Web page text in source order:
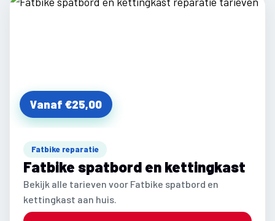
Vanaf €25,00
Fatbike reparatie
Fatbike spatbord en kettingkast
Bekijk alle tarieven voor Fatbike spatbord en
kettingkast aan huis.